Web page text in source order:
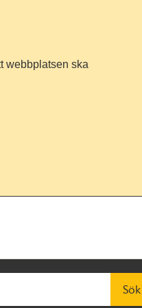
webbplatsen ska
Sök